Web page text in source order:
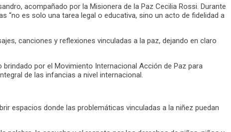
acompañado por la Misionera de la Paz Cecilia Rossi. Durante
“no es solo una tarea legal o educativa, sino un acto de fidelidad a
canciones y reflexiones vinculadas a la paz, dejando en claro
por el Movimiento Internacional Acción de Paz para
de las infancias a nivel internacional.
espacios donde las problemáticas vinculadas a la niñez puedan